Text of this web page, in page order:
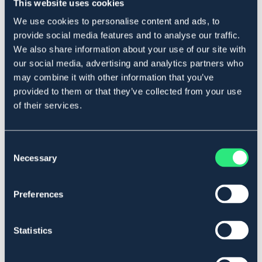
This website uses cookies
We use cookies to personalise content and ads, to
provide social media features and to analyse our traffic.
We also share information about your use of our site with
our social media, advertising and analytics partners who
may combine it with other information that you’ve
provided to them or that they’ve collected from your use
of their services.
Selection
Necessary
Preferences
Statistics
mjukdelsskador. Smidig kardborrknäppning. Kladdfri och
återanvändningsbar - gelen är innesluten i tyget och
återgår till mikrokristaller när den torkar. Hästen
bibehåller sin rörelsefrihet under behandlingen.
Användning:
Blötlägg skydden i rent vatten i 24h före första
användning.
Därefter i kallt rent vatten i minst 60min inför
Se till att benen är fria från lera och annan smuts.
Skaka av överflödigt vatten
20min.
hink med rent svalt vatten.
OBS! Får INTE läggas i frysen - risk för att skydden